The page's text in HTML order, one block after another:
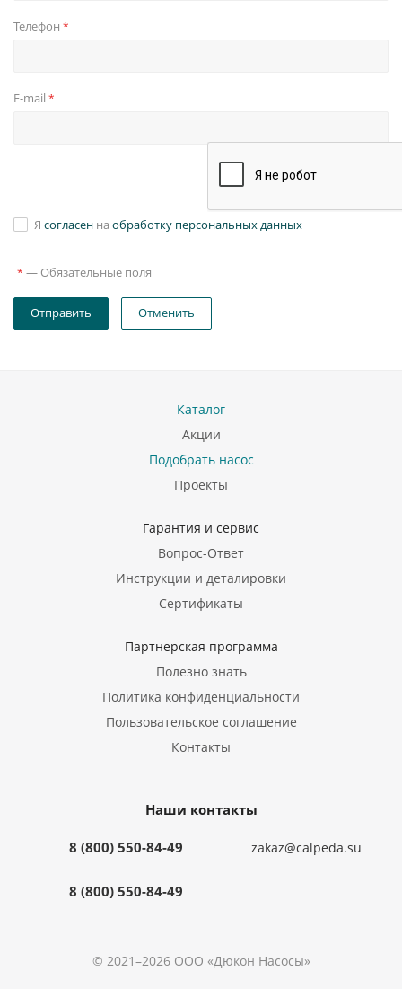
Телефон *
E-mail *
Я согласен на обработку персональных данных
* — Обязательные поля
Отправить Отменить
Каталог
Акции
Подобрать насос
Проекты
Гарантия и сервис
Вопрос-Ответ
Инструкции и деталировки
Сертификаты
Партнерская программа
Полезно знать
Политика конфиденциальности
Пользовательское соглашение
Контакты
Наши контакты
8 (800) 550-84-49
8 (800) 550-84-49
zakaz@calpeda.su
© 2021–2026 ООО «Дюкон Насосы»